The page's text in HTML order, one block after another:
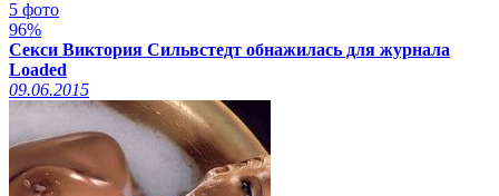
5 фото
96%
Секси Виктория Сильвстедт обнажилась для журнала
Loaded
09.06.2015